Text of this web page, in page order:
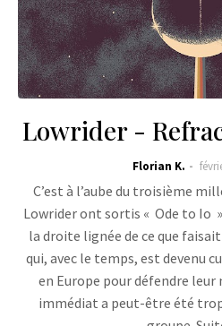
Lowrider -
Florian K.
C’est à l’aube du troisième
Lowrider ont sortis « Ode to Io
la droite lignée de ce que
qui, avec le temps, est devenu
en Europe pour défendre leur
immédiat a peut-être été